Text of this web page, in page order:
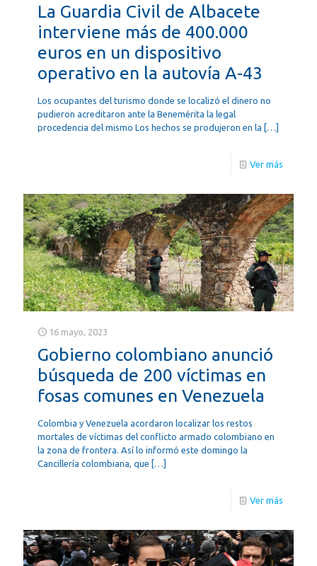
La Guardia Civil de Albacete
interviene más de 400.000
euros en un dispositivo
operativo en la autovía A-43
Los ocupantes del turismo donde se localizó el dinero no
pudieron acreditaron ante la Benemérita la legal
procedencia del mismo Los hechos se produjeron en la […]
Ver más
16 mayo, 2023
Gobierno colombiano anunció
búsqueda de 200 víctimas en
fosas comunes en Venezuela
Colombia y Venezuela acordaron localizar los restos
mortales de víctimas del conflicto armado colombiano en
la zona de frontera. Así lo informó este domingo la
Cancillería colombiana, que […]
Ver más